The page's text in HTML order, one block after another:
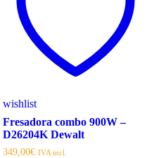
wishlist
Fresadora combo 900W –
D26204K Dewalt
349,00€ IVA incl.